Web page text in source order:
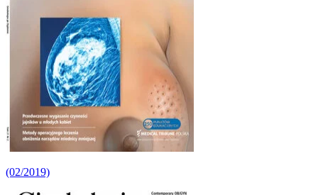
(02/2019)